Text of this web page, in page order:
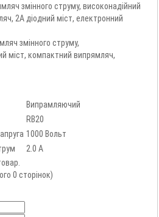
змінного струму, високонадійний
2А діодний міст, електронний
змінного струму,
міст, компактний випрямляч,
Випрамляючий
RB20
1000 Вольт
2.0 А
0 сторінок)